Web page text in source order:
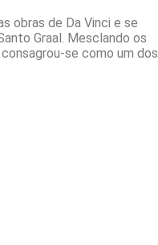
obras de Da Vinci e se
Graal. Mesclando os
se como um dos